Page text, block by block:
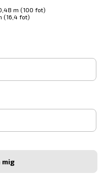
m (100 fot)
(16,4 fot)